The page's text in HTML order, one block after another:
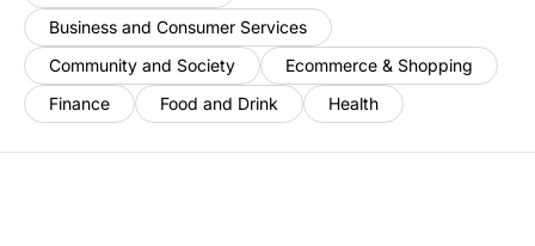
Business and Consumer Services
Community and Society
Ecommerce & Shopping
Finance
Food and Drink Health